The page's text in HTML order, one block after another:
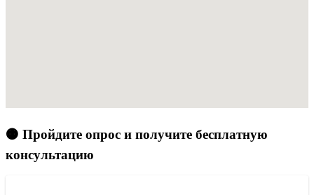
🟠 Пройдите опрос и получите бесплатную
консультацию